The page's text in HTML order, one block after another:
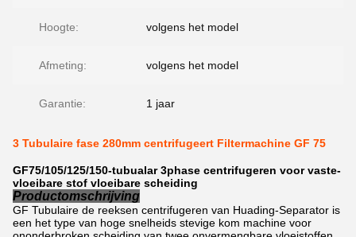
Hoogte: volgens het model
Afmeting: volgens het model
Garantie: 1 jaar
3 Tubulaire fase 280mm centrifugeert Filtermachine GF 75
GF75/105/125/150-tubualar 3phase centrifugeren voor vaste-
vloeibare stof vloeibare scheiding
Productomschrijving
GF Tubulaire de reeksen centrifugeren van Huading-Separator is
een het type van hoge snelheids stevige kom machine voor